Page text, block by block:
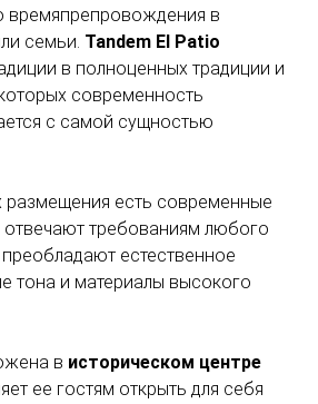
времяпрепровождения в
семьи. Tandem El Patio
в полноценных традиции и
современность
с самой сущностью
размещения есть современные
отвечают требованиям любого
преобладают естественное
тона и материалы высокого
в историческом центре
ее гостям открыть для себя